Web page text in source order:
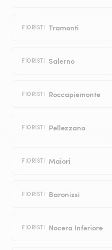
FIORISTI Tramonti
FIORISTI Salerno
FIORISTI Roccapiemonte
FIORISTI Pellezzano
FIORISTI Maiori
FIORISTI Baronissi
FIORISTI Nocera Inferiore